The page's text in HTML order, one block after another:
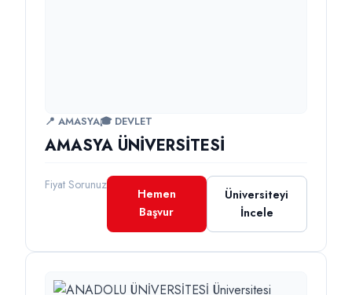
📍 AMASYA🎓 DEVLET
AMASYA ÜNİVERSİTESİ
Fiyat Sorunuz
Hemen
Başvur
Üniversiteyi
İncele